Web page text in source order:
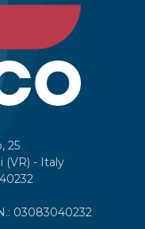
25
(VR) - Italy
03083040232